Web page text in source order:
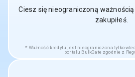
Ciesz się nieograniczoną
zakupiłeś.
Ważność kredytu jest nieograniczona tylko
portalu BulkGate zgodnie z